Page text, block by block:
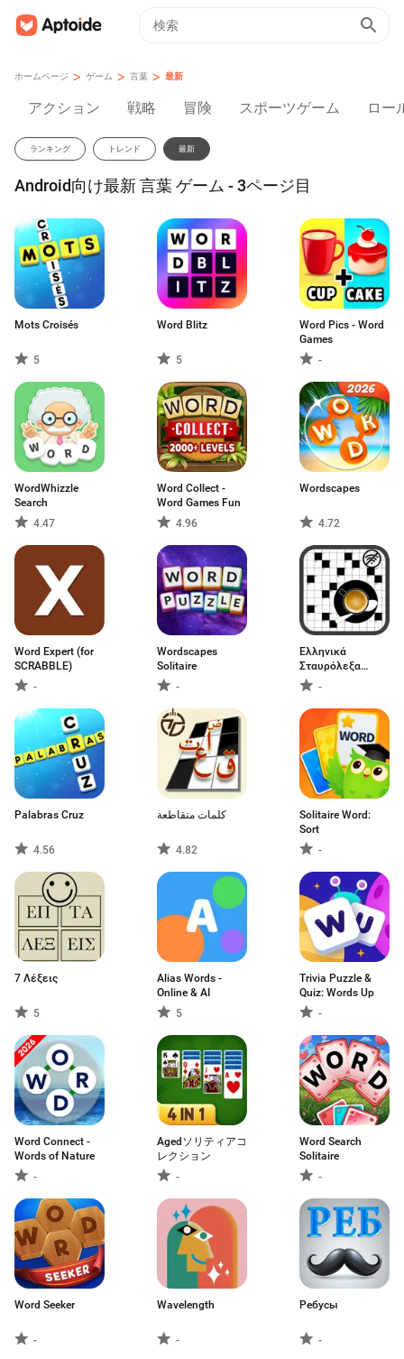
ホームページ > ゲーム > 言葉 > 最新
アクション 戦略 冒険 スポーツゲーム ロー
ランキング トレンド 最新
Android向け最新 言葉 ゲーム - 3ページ目
Mots Croisés
5
Word Blitz
5
Word Pics - Word
Games
-
WordWhizzle
Search
4.47
Word Collect -
Word Games Fun
4.96
Wordscapes
4.72
Word Expert (for
SCRABBLE)
-
Wordscapes
Solitaire
-
Ελληνικά
Σταυρόλεξα
Offline
-
Palabras Cruz
4.56
كلمات متقاطعة
4.82
Solitaire Word:
Sort
-
7 Λέξεις
5
Alias Words -
Online & AI
5
Trivia Puzzle &
Quiz: Words Up
-
Word Connect -
Words of Nature
-
Agedソリティアコ
レクション
-
Word Search
Solitaire
-
Word Seeker
-
Wavelength
-
Ребусы
-